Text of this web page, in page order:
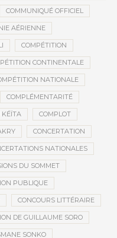
COMMUNIQUÉ OFFICIEL
AÉRIENNE
COMPÉTITION
CONTINENTALE
NATIONALE
COMPLÉMENTARITÉ
KÉÏTA COMPLOT
CONCERTATION
NATIONALES
DU SOMMET
PUBLIQUE
CONCOURS LITTÉRAIRE
DE GUILLAUME SORO
SONKO